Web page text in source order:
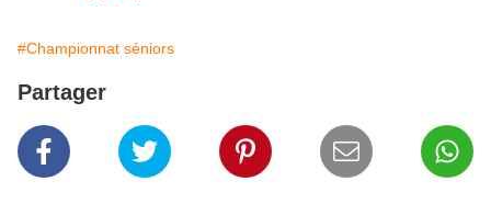
#Championnat séniors
Partager